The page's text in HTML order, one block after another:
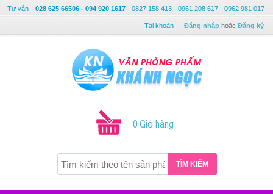
Tư vấn : 028 625 66506 - 094 920 1617 0827 158 413 - 0961 208 617 - 0962 981 017
Tài khoản Đăng nhập hoặc Đăng ký
0 Giỏ hàng
TÌM KIẾM